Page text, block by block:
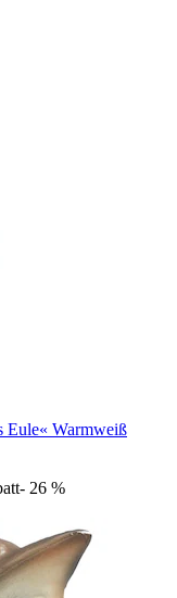
Warmweiß
- 26 %